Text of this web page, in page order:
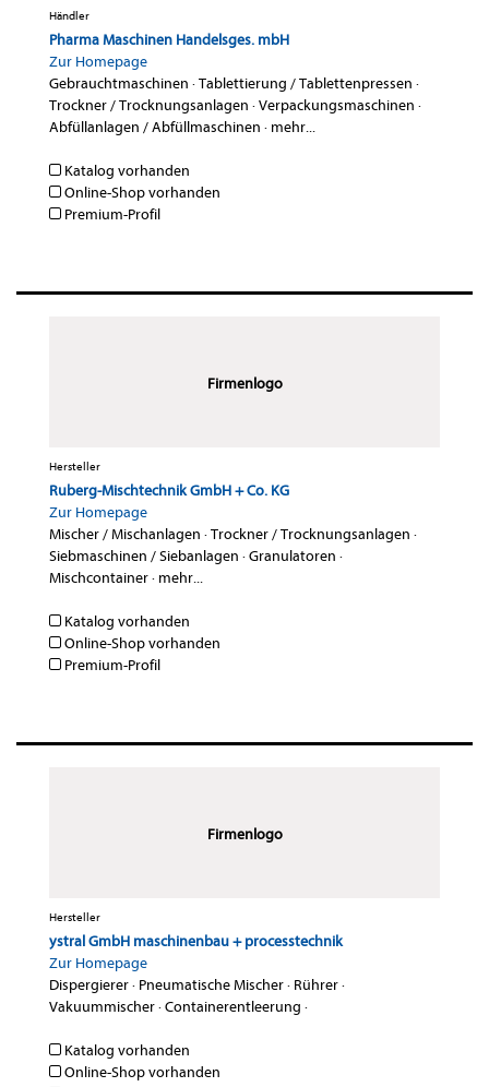
Händler
Pharma Maschinen Handelsges. mbH
Zur Homepage
Gebrauchtmaschinen ·Tablettierung / Tablettenpressen ·
Trockner / Trocknungsanlagen ·Verpackungsmaschinen ·
Abfüllanlagen / Abfüllmaschinen · mehr...
Katalog vorhanden
Online-Shop vorhanden
Premium-Profil
Firmenlogo
Hersteller
Ruberg-Mischtechnik GmbH + Co. KG
Zur Homepage
Mischer / Mischanlagen ·Trockner / Trocknungsanlagen ·
Siebmaschinen / Siebanlagen ·Granulatoren ·
Mischcontainer· mehr...
Katalog vorhanden
Online-Shop vorhanden
Premium-Profil
Firmenlogo
Hersteller
ystral GmbH maschinenbau + processtechnik
Zur Homepage
Dispergierer· Pneumatische Mischer· Rührer·
Vakuummischer·Containerentleerung ·
Katalog vorhanden
Online-Shop vorhanden